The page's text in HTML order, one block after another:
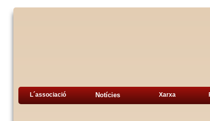
L´associació Notícies Xarxa